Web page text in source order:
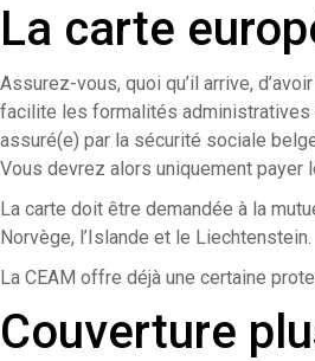
La carte
Assurez-vous, quoi qu’il arrive,
facilite les formalités administratives
assuré(e) par la sécurité sociale
Vous devrez alors uniquement
La carte doit être demandée à la
Norvège, l’Islande et le Liechtenstein.
La CEAM offre déjà une certaine
Couverture